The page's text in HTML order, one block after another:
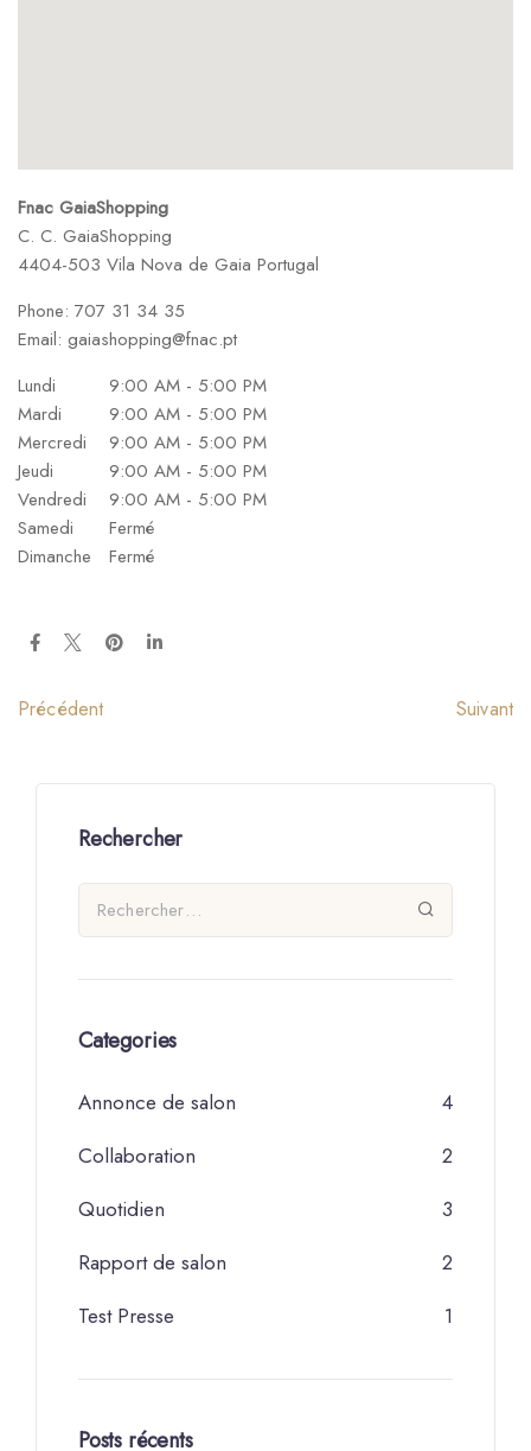
Fnac GaiaShopping
C. C. GaiaShopping
4404-503 Vila Nova de Gaia Portugal
Phone: 707 31 34 35
Email: gaiashopping@fnac.pt
Lundi
9:00 AM - 5:00 PM
Mardi
9:00 AM - 5:00 PM
Mercredi
9:00 AM - 5:00 PM
Jeudi
9:00 AM - 5:00 PM
Vendredi
9:00 AM - 5:00 PM
Samedi
Fermé
Dimanche
Fermé
Précédent Suivant
Rechercher
Categories
Annonce de salon
4
Collaboration
2
Quotidien
3
Rapport de salon
2
Test Presse
1
Posts récents